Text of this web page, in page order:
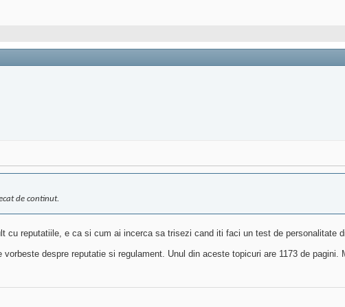
de continut.
cu reputatiile, e ca si cum ai incerca sa trisezi cand iti faci un test de personalitate
despre reputatie si regulament. Unul din aceste topicuri are 1173 de pagini.